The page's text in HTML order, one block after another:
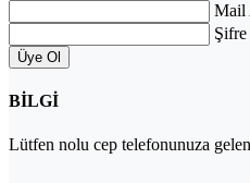
Mail
Şifre
Üye Ol
BİLGİ
Lütfen nolu cep telefonunuza